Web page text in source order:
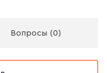
Вопросы (0)